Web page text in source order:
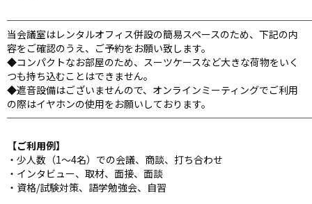
当会議室はレンタルオフィス併設の簡易スペースのため、下記の内
容をご確認のうえ、ご予約をお願い致します。
◆コンパクトなお部屋のため、スーツケースなど大きな荷物をいく
つも持ち込むことはできません。
◆遮音設備はございませんので、オンラインミーティングでご利用
の際はイヤホンの使用をお願いしております。
【ご利用例】
・少人数（1～4名）での会議、商談、打ち合わせ
・インタビュー、取材、面接、面談
・資格/試験対策、語学勉強会、自習